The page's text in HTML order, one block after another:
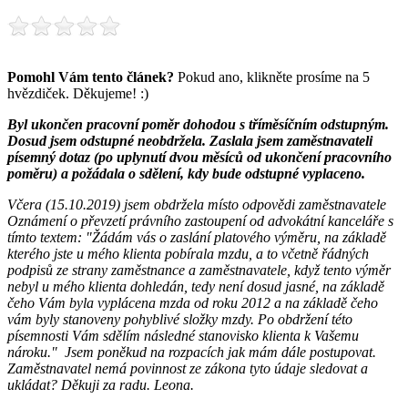
Pomohl Vám tento článek? Pokud ano, klikněte prosíme na 5
hvězdiček. Děkujeme! :)
Byl ukončen pracovní poměr dohodou s tříměsíčním odstupným.
Dosud jsem odstupné neobdržela. Zaslala jsem zaměstnavateli
písemný dotaz (po uplynutí dvou měsíců od ukončení pracovního
poměru) a požádala o sdělení, kdy bude odstupné vyplaceno.
Včera (15.10.2019) jsem obdržela místo odpovědi zaměstnavatele
Oznámení o převzetí právního zastoupení od advokátní kanceláře s
tímto textem: "Žádám vás o zaslání platového výměru, na základě
kterého jste u mého klienta pobírala mzdu, a to včetně řádných
podpisů ze strany zaměstnance a zaměstnavatele, když tento výměr
nebyl u mého klienta dohledán, tedy není dosud jasné, na základě
čeho Vám byla vyplácena mzda od roku 2012 a na základě čeho
vám byly stanoveny pohyblivé složky mzdy. Po obdržení této
písemnosti Vám sdělím následné stanovisko klienta k Vašemu
nároku." Jsem poněkud na rozpacích jak mám dále postupovat.
Zaměstnavatel nemá povinnost ze zákona tyto údaje sledovat a
ukládat? Děkuji za radu. Leona.